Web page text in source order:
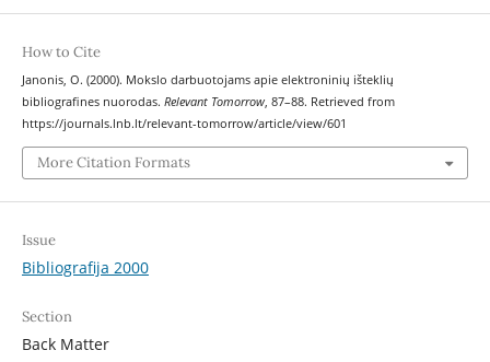
How to Cite
Janonis, O. (2000). Mokslo darbuotojams apie elektroninių išteklių
bibliografines nuorodas. Relevant Tomorrow, 87–88. Retrieved from
https://journals.lnb.lt/relevant-tomorrow/article/view/601
More Citation Formats
Issue
Bibliografija 2000
Section
Back Matter